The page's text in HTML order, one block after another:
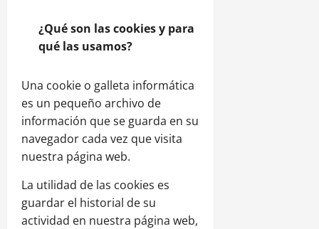
¿Qué son las cookies y para
qué las usamos?
Una cookie o galleta informática
es un pequeño archivo de
información que se guarda en su
navegador cada vez que visita
nuestra página web.
La utilidad de las cookies es
guardar el historial de su
actividad en nuestra página web,